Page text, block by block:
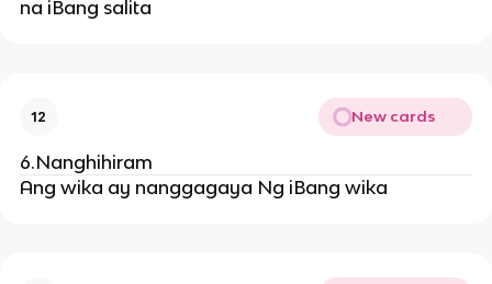
na iBang salita
12 New cards
6.Nanghihiram
Ang wika ay nanggagaya Ng iBang wika